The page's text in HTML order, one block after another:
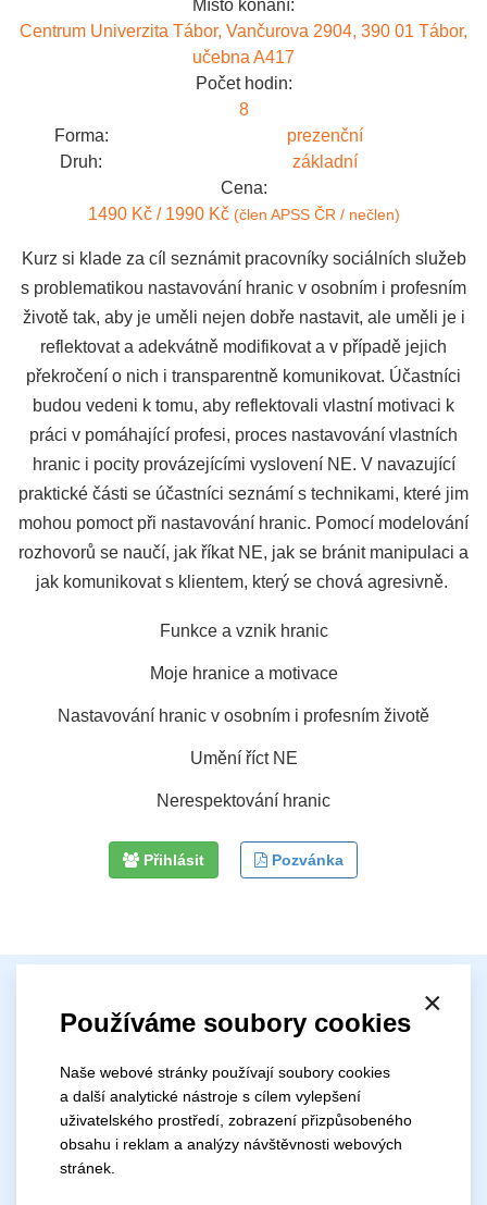
×
Používáme soubory cookies
Naše webové stránky používají soubory cookies
a další analytické nástroje s cílem vylepšení
uživatelského prostředí, zobrazení přizpůsobeného
obsahu i reklam a analýzy návštěvnosti webových
stránek.
Místo konání:
Centrum Univerzita Tábor, Vančurova 2904, 390 01 Tábor,
učebna A417
Počet hodin:
8
Forma:
prezenční
Druh:
základní
Cena:
1490 Kč / 1990 Kč (člen APSS ČR / nečlen)
Kurz si klade za cíl seznámit pracovníky sociálních služeb
s problematikou nastavování hranic v osobním i profesním
životě tak, aby je uměli nejen dobře nastavit, ale uměli je i
reflektovat a adekvátně modifikovat a v případě jejich
překročení o nich i transparentně komunikovat. Účastníci
budou vedeni k tomu, aby reflektovali vlastní motivaci k
práci v pomáhající profesi, proces nastavování vlastních
hranic i pocity provázejícími vyslovení NE. V navazující
praktické části se účastníci seznámí s technikami, které jim
mohou pomoct při nastavování hranic. Pomocí modelování
rozhovorů se naučí, jak říkat NE, jak se bránit manipulaci a
jak komunikovat s klientem, který se chová agresivně.
Funkce a vznik hranic
Moje hranice a motivace
Nastavování hranic v osobním i profesním životě
Umění říct NE
Nerespektování hranic
Přihlásit Pozvánka
Datum konání:
5.11.2026
Čas zahájení:
9:00
Lektor: